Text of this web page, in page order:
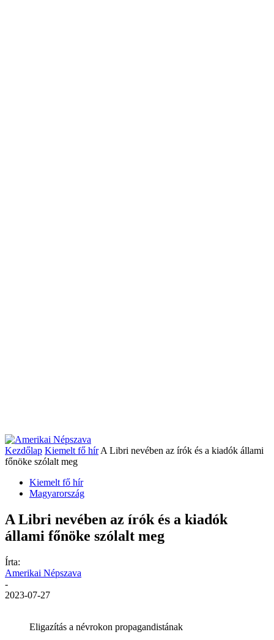
Kezdőlap Kiemelt fő hír A Libri nevében az írók és a kiadók állami
főnöke szólalt meg
Kiemelt fő hír
Magyarország
A Libri nevében az írók és a kiadók
állami főnöke szólalt meg
Írta:
Amerikai Népszava
-
2023-07-27
Eligazítás a névrokon propagandistának